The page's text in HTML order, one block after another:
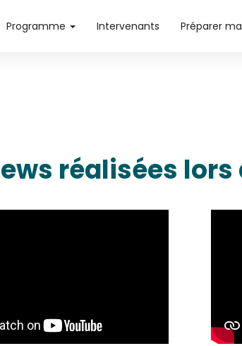
Programme Intervenants Préparer
réalisées lors